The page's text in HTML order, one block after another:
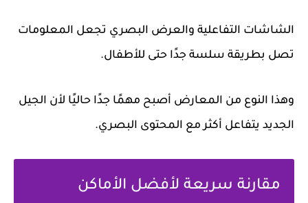
الشاشات التفاعلية والعرض البصري تجعل المعلومات
تصل بطريقة سلسة جدًا حتى للأطفال.
وهذا النوع من المعارض أصبح مهمًا جدًا حاليًا لأن الجيل
الجديد يتفاعل أكثر مع المحتوى البصري.
مقارنة سريعة لأفضل الأماكن